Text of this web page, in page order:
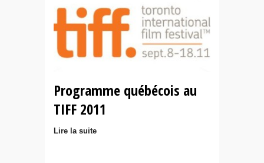
Programme québécois au
TIFF 2011
Lire la suite